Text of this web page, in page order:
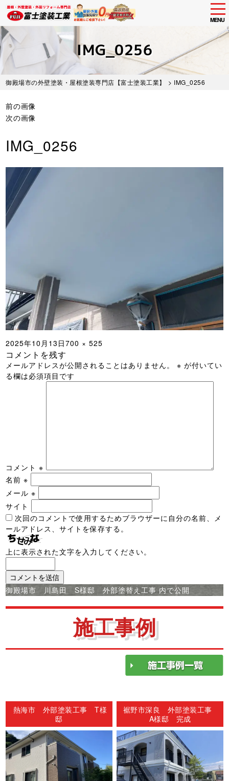
Skip
to
main
content
MENU
IMG_0256
御殿場市の外壁塗装・屋根塗装専門店【富士塗装工業】 > IMG_0256
前の画像
次の画像
IMG_0256
投
稿
日:
2025年10月13日フ
ル
サ
イ
700 × 525
コメントを残す
メールアドレスが公開されることはありません。 ※ が付いてい
る欄は必須項目です
コメント※
名前※
メール※
サイト
次回のコメントで使用するためブラウザーに自分の名前、メ
ールアドレス、サイトを保存する。
上に表示された文字を入力してください。
投
稿
ゲ
ン
御殿場市 川島田 S様邸 外部塗替え工事 内で公開
施工事例
熱海市 外部塗装工事 T様
邸
裾野市深良 外部塗装工事
A様邸 完成